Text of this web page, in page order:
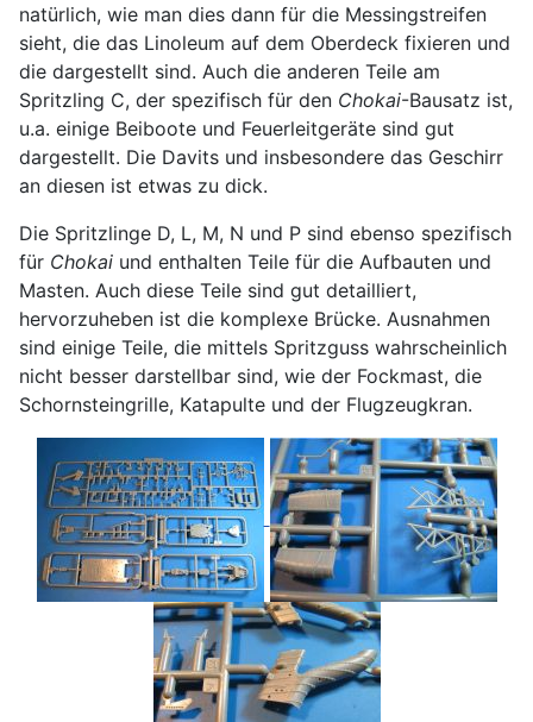
natürlich, wie man dies dann für die Messingstreifen
sieht, die das Linoleum auf dem Oberdeck fixieren und
die dargestellt sind. Auch die anderen Teile am
Spritzling C, der spezifisch für den Chokai-Bausatz ist,
u.a. einige Beiboote und Feuerleitgeräte sind gut
dargestellt. Die Davits und insbesondere das Geschirr
an diesen ist etwas zu dick.
Die Spritzlinge D, L, M, N und P sind ebenso spezifisch
für Chokai und enthalten Teile für die Aufbauten und
Masten. Auch diese Teile sind gut detailliert,
hervorzuheben ist die komplexe Brücke. Ausnahmen
sind einige Teile, die mittels Spritzguss wahrscheinlich
nicht besser darstellbar sind, wie der Fockmast, die
Schornsteingrille, Katapulte und der Flugzeugkran.